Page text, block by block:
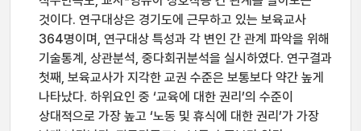
것이다. 연구대상은 경기도에 근무하고 있는 보육교사
364명이며, 연구대상 특성과 각 변인 간 관계 파악을 위해
기술통계, 상관분석, 중다회귀분석을 실시하였다. 연구결과
첫째, 보육교사가 지각한 교권 수준은 보통보다 약간 높게
나타났다. 하위요인 중 ‘교육에 대한 권리’의 수준이
상대적으로 가장 높고 ‘노동 및 휴식에 대한 권리’가 가장